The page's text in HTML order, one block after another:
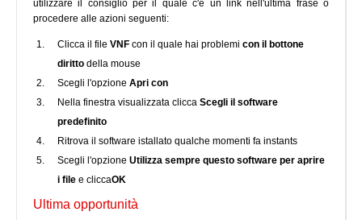
utilizzare il consiglio per il quale c'e un link nell'ultima frase o
procedere alle azioni seguenti:
Clicca il file VNF con il quale hai problemi con il bottone
diritto della mouse
Scegli l'opzione Apri con
Nella finestra visualizzata clicca Scegli il software
predefinito
Ritrova il software istallato qualche momenti fa instants
Scegli l'opzione Utilizza sempre questo software per aprire
i file e cliccaOK
Ultima opportunità